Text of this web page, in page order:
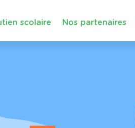
scolaire Nos partenaires